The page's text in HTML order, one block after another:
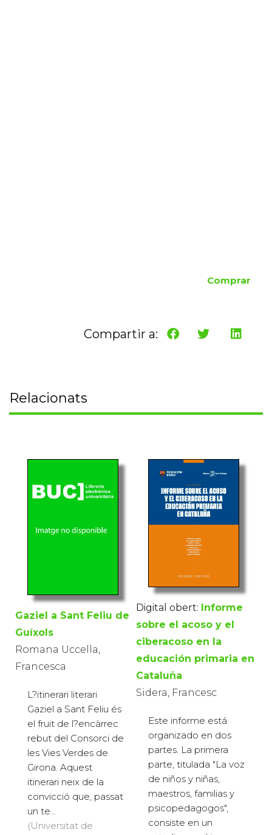
Comprar
Compartir a:
Relacionats
Gaziel a Sant Feliu de
Guíxols
Romana Uccella,
Francesca
L?itinerari literari
Gaziel a Sant Feliu és
el fruit de l?encàrrec
rebut del Consorci de
les Vies Verdes de
Girona. Aquest
itinerari neix de la
convicció que, passat
un te...
(Universitat de
Digital obert: Informe
sobre el acoso y el
ciberacoso en la
educación primaria en
Cataluña
Sidera, Francesc
Este informe está
organizado en dos
partes. La primera
parte, titulada "La voz
de niños y niñas,
maestros, familias y
psicopedagogos",
consiste en un